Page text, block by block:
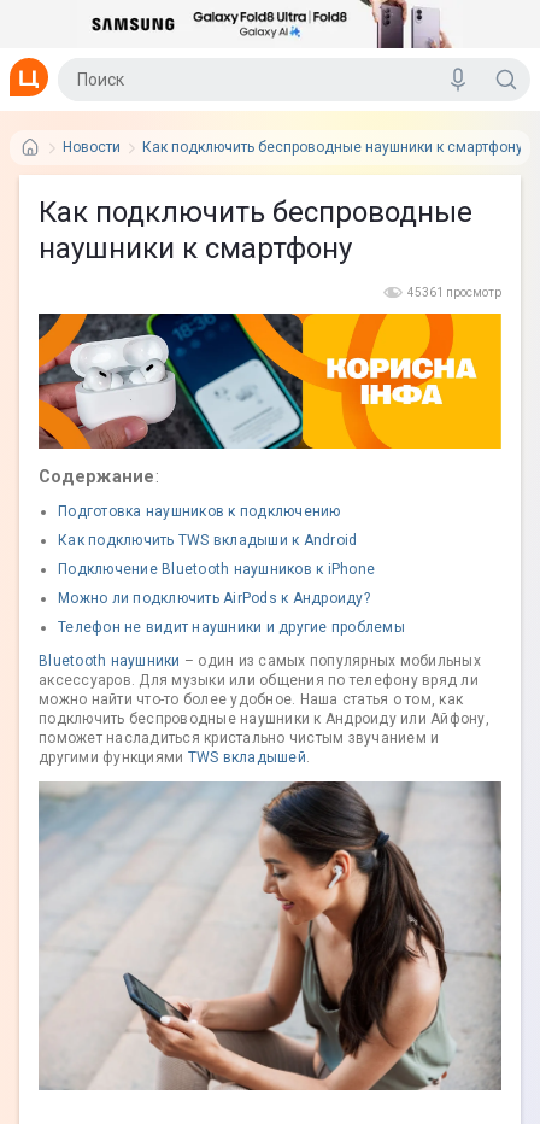
Новости Как подключить беспроводные наушники к смартфону
Как подключить беспроводные
наушники к смартфону
45361 просмотр
Содержание:
Подготовка наушников к подключению
Как подключить TWS вкладыши к Android
Подключение Bluetooth наушников к iPhone
Можно ли подключить AirPods к Андроиду?
Телефон не видит наушники и другие проблемы
Bluetooth наушники – один из самых популярных мобильных
аксессуаров. Для музыки или общения по телефону вряд ли
можно найти что-то более удобное. Наша статья о том, как
подключить беспроводные наушники к Андроиду или Айфону,
поможет насладиться кристально чистым звучанием и
другими функциями TWS вкладышей.